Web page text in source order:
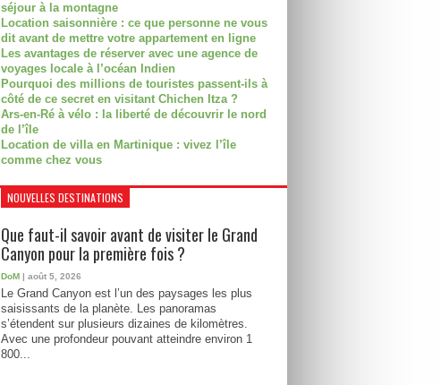
séjour à la montagne
Location saisonnière : ce que personne ne vous
dit avant de mettre votre appartement en ligne
Les avantages de réserver avec une agence de
voyages locale à l’océan Indien
Pourquoi des millions de touristes passent-ils à
côté de ce secret en visitant Chichen Itza ?
Ars-en-Ré à vélo : la liberté de découvrir le nord
de l’île
Location de villa en Martinique : vivez l’île
comme chez vous
NOUVELLES DESTINATIONS
Que faut-il savoir avant de visiter le Grand
Canyon pour la première fois ?
DoM | août 5, 2026
Le Grand Canyon est l’un des paysages les plus
saisissants de la planète. Les panoramas
s’étendent sur plusieurs dizaines de kilomètres.
Avec une profondeur pouvant atteindre environ 1
800...